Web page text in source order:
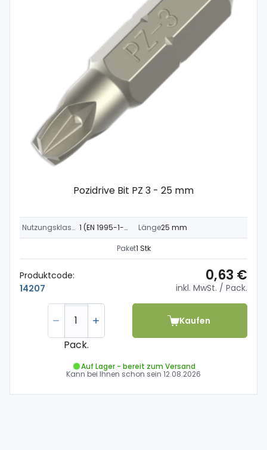
Pozidrive Bit PZ 3 - 25 mm
Nutzungsklasse 1 (EN 1995-1-1) Länge25 mm
Paket1 Stk
Produktcode:
14207
0,63 €
inkl. MwSt. / Pack.
Pack.
Kaufen
Auf Lager - bereit zum Versand
Kann bei Ihnen schon sein 12.08.2026